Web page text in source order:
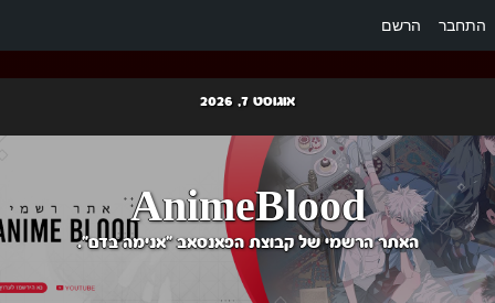
התחבר הרשם
content
אוגוסט 7, 2026
AnimeBlood
האתר הרשמי של קבוצת הפאנסאב "אנימה בדם".